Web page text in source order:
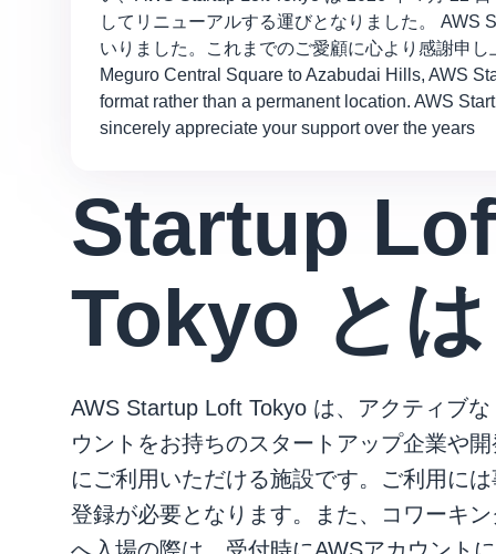
してリニューアルする運びとなりました。 AWS
いりました。これまでのご愛顧に心より感謝申
Meguro Central Square to Azabudai Hills, AWS
format rather than a permanent location. AWS
sincerely appreciate your support over the years
Startup
Tokyo とは
AWS Startup Loft Tokyo は、アクティブ
ウントをお持ちのスタートアップ企業や
にご利用いただける施設です。ご利用に
登録が必要となります。また、コワーキ